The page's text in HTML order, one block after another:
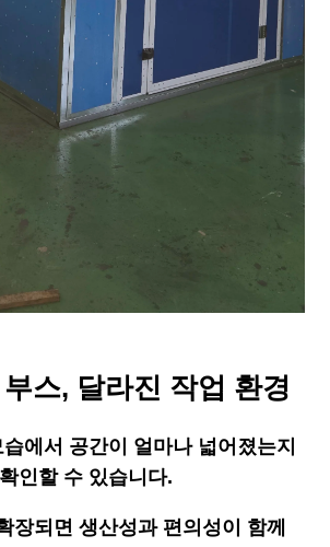
스, 달라진 작업 환경
에서 공간이 얼마나 넓어졌는지
확인할 수 있습니다.
장되면 생산성과 편의성이 함께